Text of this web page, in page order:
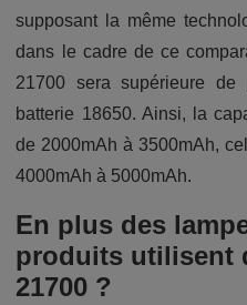
supposant la même
dans le cadre de ce
21700 sera supérieure
batterie 18650. Ainsi, la
de 2000mAh à 3500mAh,
4000mAh à 5000mAh.
En plus des
produits utilisent
21700 ?